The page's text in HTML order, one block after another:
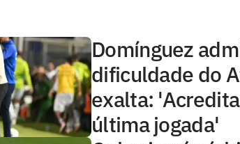
Domínguez
dificuldade do
exalta:
última jogada'